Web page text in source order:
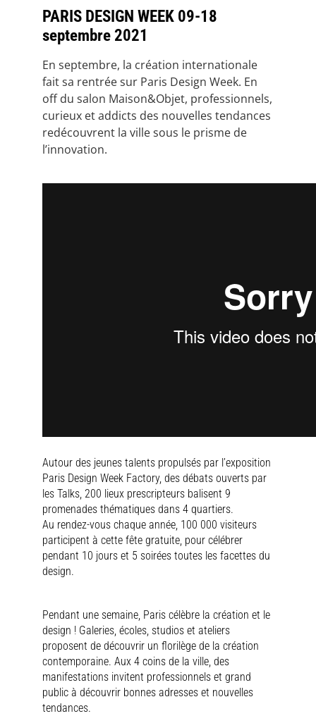
PARIS DESIGN WEEK 09-18
septembre 2021
En septembre, la création internationale
fait sa rentrée sur Paris Design Week. En
off du salon Maison&Objet, professionnels,
curieux et addicts des nouvelles tendances
redécouvrent la ville sous le prisme de
l’innovation.
Autour des jeunes talents propulsés par l’exposition
Paris Design Week Factory, des débats ouverts par
les Talks, 200 lieux prescripteurs balisent 9
promenades thématiques dans 4 quartiers.
Au rendez-vous chaque année, 100 000 visiteurs
participent à cette fête gratuite, pour célébrer
pendant 10 jours et 5 soirées toutes les facettes du
design.
Pendant une semaine, Paris célèbre la création et le
design ! Galeries, écoles, studios et ateliers
proposent de découvrir un florilège de la création
contemporaine. Aux 4 coins de la ville, des
manifestations invitent professionnels et grand
public à découvrir bonnes adresses et nouvelles
tendances.